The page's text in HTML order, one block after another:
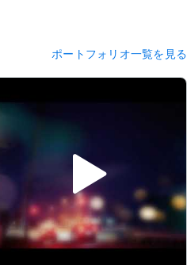
ポートフォリオ一覧を見る